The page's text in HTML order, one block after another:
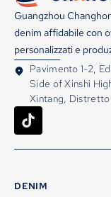
Guangzhou
denim affidabile con
personalizzati e
Pavimento 1-2,
Side of Xinshi
Xintang, Distretto
DENIM